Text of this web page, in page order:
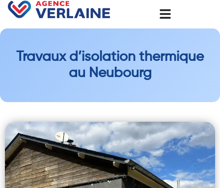
Travaux d’isolation thermique
au Neubourg